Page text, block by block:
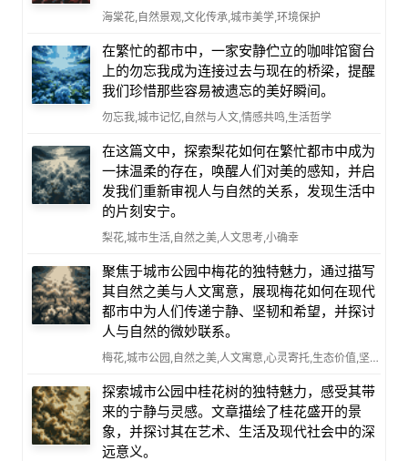
海棠花,自然景观,文化传承,城市美学,环境保护
在繁忙的都市中，一家安静伫立的咖啡馆窗台
上的勿忘我成为连接过去与现在的桥梁，提醒
我们珍惜那些容易被遗忘的美好瞬间。
勿忘我,城市记忆,自然与人文,情感共鸣,生活哲学
在这篇文中，探索梨花如何在繁忙都市中成为
一抹温柔的存在，唤醒人们对美的感知，并启
发我们重新审视人与自然的关系，发现生活中
的片刻安宁。
梨花,城市生活,自然之美,人文思考,小确幸
聚焦于城市公园中梅花的独特魅力，通过描写
其自然之美与人文寓意，展现梅花如何在现代
都市中为人们传递宁静、坚韧和希望，并探讨
人与自然的微妙联系。
梅花,城市公园,自然之美,人文寓意,心灵寄托,生态价值,坚韧品格
探索城市公园中桂花树的独特魅力，感受其带
来的宁静与灵感。文章描绘了桂花盛开的景
象，并探讨其在艺术、生活及现代社会中的深
远意义。